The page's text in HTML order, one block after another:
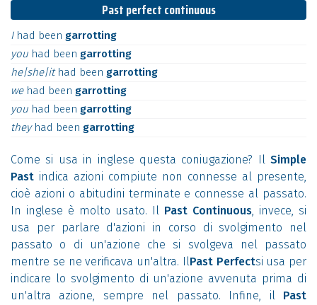
Past perfect continuous
I had been garrotting
you had been garrotting
he|she|it had been garrotting
we had been garrotting
you had been garrotting
they had been garrotting
Come si usa in inglese questa coniugazione? Il Simple
Past indica azioni compiute non connesse al presente,
cioè azioni o abitudini terminate e connesse al passato.
In inglese è molto usato. Il Past Continuous, invece, si
usa per parlare d'azioni in corso di svolgimento nel
passato o di un'azione che si svolgeva nel passato
mentre se ne verificava un'altra. IlPast Perfectsi usa per
indicare lo svolgimento di un'azione avvenuta prima di
un'altra azione, sempre nel passato. Infine, il Past